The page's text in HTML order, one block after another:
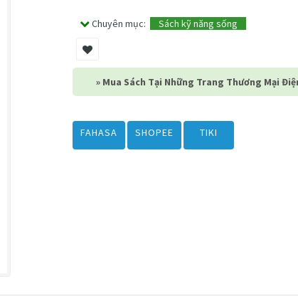
Chuyên mục: Sách kỹ năng sống
» Mua Sách Tại Những Trang Thương Mại
FAHASA SHOPEE TIKI